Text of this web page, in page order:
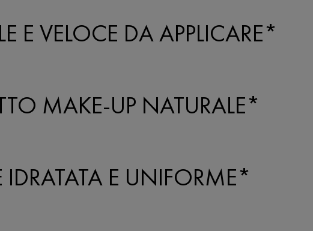
E VELOCE DA APPLICARE*
MAKE-UP NATURALE*
IDRATATA E UNIFORME*